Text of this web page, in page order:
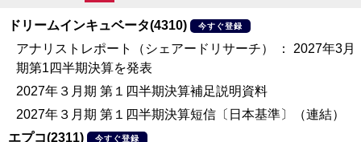
ドリームインキュベータ(4310) 今すぐ登録
アナリストレポート（シェアードリサーチ） ： 2027年3月
期第1四半期決算を発表
2027年３月期 第１四半期決算補足説明資料
2027年３月期 第１四半期決算短信〔日本基準〕（連結）
エプコ(2311)
今すぐ登録